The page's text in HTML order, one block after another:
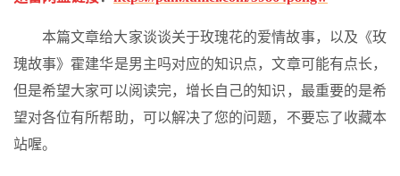
本篇文章给大家谈谈关于玫瑰花的爱情故事，以及《玫
瑰故事》霍建华是男主吗对应的知识点，文章可能有点长，
但是希望大家可以阅读完，增长自己的知识，最重要的是希
望对各位有所帮助，可以解决了您的问题，不要忘了收藏本
站喔。